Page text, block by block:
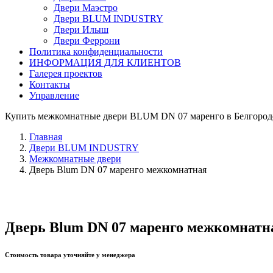
Двери Маэстро
Двери BLUM INDUSTRY
Двери Илыш
Двери Феррони
Политика конфиденциальности
ИНФОРМАЦИЯ ДЛЯ КЛИЕНТОВ
Галерея проектов
Контакты
Управление
Купить межкомнатные двери BLUM DN 07 маренго в
Главная
Двери BLUM INDUSTRY
Межкомнатные двери
Дверь Blum DN 07 маренго межкомнатная
Дверь Blum DN 07 маренго
Стоимость товара уточняйте у менеджера